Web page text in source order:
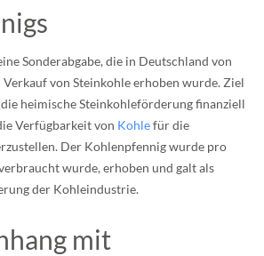
Sonderabgabe, die in Deutschland von
von Steinkohle erhoben wurde. Ziel
heimische Steinkohleförderung finanziell
Verfügbarkeit von Kohlefür die
Der Kohlenpfennig wurde pro
wurde, erhoben und galt als
der Kohleindustrie.
mit